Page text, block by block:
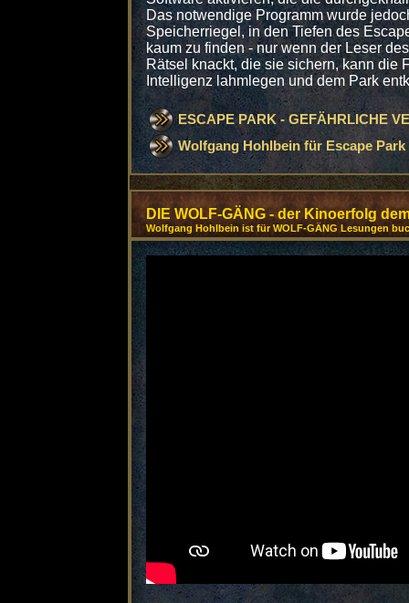
Das notwendige Programm wurde
Speicherriegel, in den Tiefen des
kaum zu finden - nur wenn der Leser
Rätsel knackt, die sie sichern, kann die
Intelligenz lahmlegen und dem Park
ESCAPE PARK - GEFÄHRLICHE
Wolfgang Hohlbein für Escape
DIE WOLF-GÄNG - der Kinoerfolg
Wolfgang Hohlbein ist für WOLF-GÄNG Lesungen